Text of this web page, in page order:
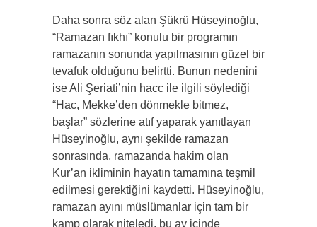
Daha sonra söz alan Şükrü Hüseyinoğlu,
“Ramazan fıkhı” konulu bir programın
ramazanın sonunda yapılmasının güzel bir
tevafuk olduğunu belirtti. Bunun nedenini
ise Ali Şeriati’nin hacc ile ilgili söylediği
“Hac, Mekke’den dönmekle bitmez,
başlar” sözlerine atıf yaparak yanıtlayan
Hüseyinoğlu, aynı şekilde ramazan
sonrasında, ramazanda hakim olan
Kur’an ikliminin hayatın tamamına teşmil
edilmesi gerektiğini kaydetti. Hüseyinoğlu,
ramazan ayını müslümanlar için tam bir
kamp olarak niteledi, bu ay içinde